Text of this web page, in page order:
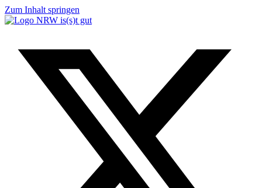
Zum Inhalt springen